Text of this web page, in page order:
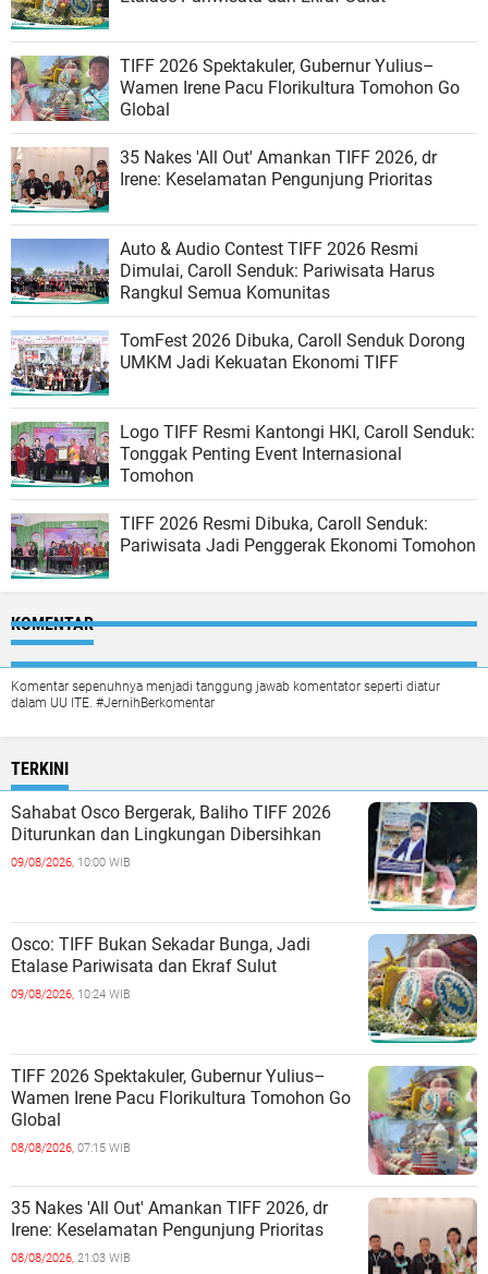
TIFF 2026 Spektakuler, Gubernur Yulius–
Wamen Irene Pacu Florikultura Tomohon Go
Global
35 Nakes 'All Out' Amankan TIFF 2026, dr
Irene: Keselamatan Pengunjung Prioritas
Auto & Audio Contest TIFF 2026 Resmi
Dimulai, Caroll Senduk: Pariwisata Harus
Rangkul Semua Komunitas
TomFest 2026 Dibuka, Caroll Senduk Dorong
UMKM Jadi Kekuatan Ekonomi TIFF
Logo TIFF Resmi Kantongi HKI, Caroll Senduk:
Tonggak Penting Event Internasional
Tomohon
TIFF 2026 Resmi Dibuka, Caroll Senduk:
Pariwisata Jadi Penggerak Ekonomi Tomohon
KOMENTAR
Komentar sepenuhnya menjadi tanggung jawab komentator seperti diatur
dalam UU ITE. #JernihBerkomentar
TERKINI
Sahabat Osco Bergerak, Baliho TIFF 2026
Diturunkan dan Lingkungan Dibersihkan
09/08/2026, 10:00 WIB
Osco: TIFF Bukan Sekadar Bunga, Jadi
Etalase Pariwisata dan Ekraf Sulut
09/08/2026, 10:24 WIB
TIFF 2026 Spektakuler, Gubernur Yulius–
Wamen Irene Pacu Florikultura Tomohon Go
Global
08/08/2026, 07:15 WIB
35 Nakes 'All Out' Amankan TIFF 2026, dr
Irene: Keselamatan Pengunjung Prioritas
08/08/2026, 21:03 WIB